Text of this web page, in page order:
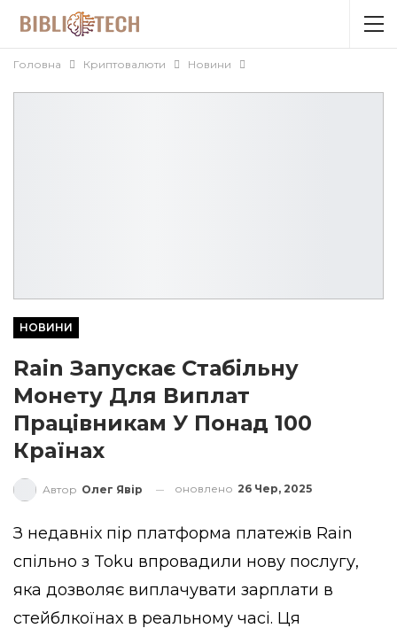
Головна Криптовалюти Новини
НОВИНИ
Rain Запускає Стабільну
Монету Для Виплат
Працівникам У Понад 100
Країнах
Автор Олег Явір оновлено 26 Чер, 2025
З недавніх пір платформа платежів Rain
спільно з Toku впровадили нову послугу,
яка дозволяє виплачувати зарплати в
стейблкоїнах в реальному часі. Ця